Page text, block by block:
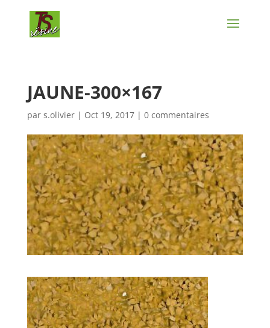
JAUNE-300×167
par s.olivier| Oct 19, 2017| 0 commentaires